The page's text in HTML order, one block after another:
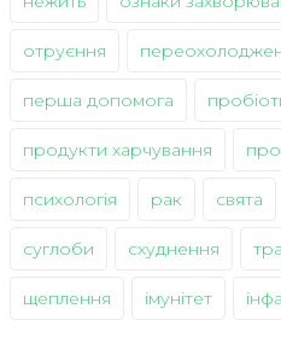
отруєння
перша допомога
продукти харчування
психологія рак свята
суглоби схуднення
щеплення імунітет